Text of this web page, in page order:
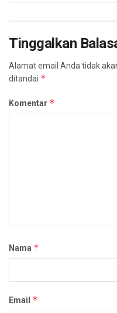
Tinggalkan
Alamat email Anda tidak
ditandai *
Komentar *
Nama *
Email *